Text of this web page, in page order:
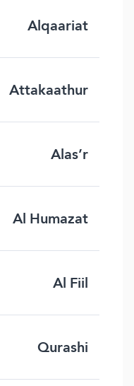
Alqaariat
Attakaathur
Alas’r
Al Humazat
Al Fiil
Qurashi